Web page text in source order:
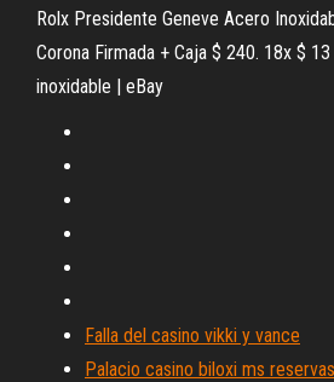
Rolx Presidente Geneve Acero
Corona Firmada + Caja $ 240. 18x $
inoxidable | eBay
Falla del casino vikki y vance
Palacio casino biloxi ms reservas